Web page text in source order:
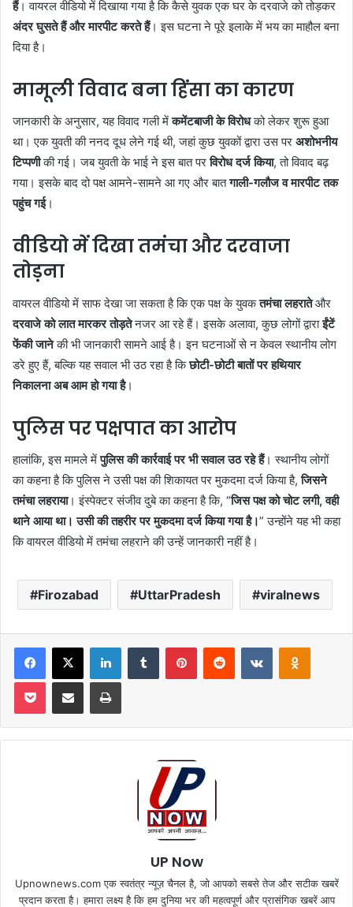
हैं। वायरल वीडियो में दिखाया गया है कि कैसे युवक एक घर के दरवाजे को तोड़कर
अंदर घुसते हैं और मारपीट करते हैं। इस घटना ने पूरे इलाके में भय का माहौल बना
दिया है।
मामूली विवाद बना हिंसा का कारण
जानकारी के अनुसार, यह विवाद गली मेंकमेंटबाजी के विरोधको लेकर शुरू हुआ
था। एक युवती की ननद दूध लेने गई थी, जहां कुछ युवकों द्वारा उस पर अशोभनीय
टिप्पणीकी गई। जब युवती के भाई ने इस बात परविरोध दर्ज किया, तो विवाद बढ़
गया। इसके बाद दो पक्ष आमने-सामने आ गए और बातगाली-गलौज व मारपीट तक
पहुंच गई।
वीडियो में दिखा तमंचा और दरवाजा
तोड़ना
वायरल वीडियो में साफ देखा जा सकता है कि एक पक्ष के युवकतमंचा लहरातेऔर
दरवाजे को लात मारकर तोड़तेनजर आ रहे हैं। इसके अलावा, कुछ लोगों द्वाराईंटें
फेंकी जानेकी भी जानकारी सामने आई है। इन घटनाओं से न केवल स्थानीय लोग
डरे हुए हैं, बल्कि यह सवाल भी उठ रहा है किछोटी-छोटी बातों पर हथियार
निकालना अब आम हो गया है।
पुलिस पर पक्षपात का आरोप
हालांकि, इस मामले मेंपुलिस की कार्रवाई पर भी सवाल उठ रहे हैं। स्थानीय लोगों
का कहना है कि पुलिस ने उसी पक्ष की शिकायत पर मुकदमा दर्ज किया है,जिसने
तमंचा लहराया। इंस्पेक्टर संजीव दुबे का कहना है कि, “जिस पक्ष को चोट लगी, वही
थाने आया था। उसी की तहरीर पर मुकदमा दर्ज किया गया है।” उन्होंने यह भी कहा
कि वायरल वीडियो में तमंचा लहराने की उन्हें जानकारी नहीं है।
Firozabad UttarPradesh viralnews
Facebook
X LinkedInTumblr PinterestReddit VKontakte
Pocket Share via Email Print
UP Now
Upnownews.com एक स्वतंत्र न्यूज़ चैनल है, जो आपको सबसे तेज और सटीक खबरें
प्रदान करता है। हमारा लक्ष्य है कि हम दुनिया भर की महत्वपूर्ण और प्रासंगिक खबरें आप